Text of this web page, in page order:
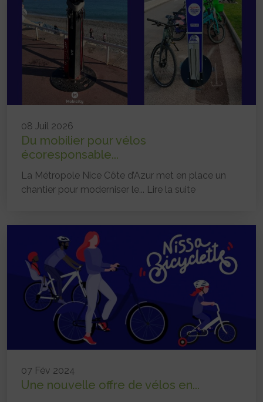
08 Juil 2026
Du mobilier pour vélos
écoresponsable...
La Métropole Nice Côte d’Azur met en place un
chantier pour moderniser le... Lire la suite
07 Fév 2024
Une nouvelle offre de vélos en...